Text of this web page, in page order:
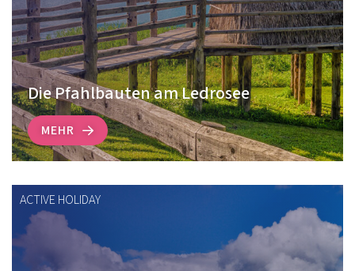
Die Pfahlbauten am Ledrosee
MEHR
ACTIVE HOLIDAY